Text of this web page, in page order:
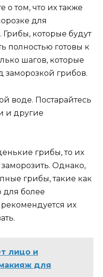
о том, что их также
для
которые будут
полностью готовы к
шагов, которые
заморозкой грибов.
воде. Постарайтесь
и другие
грибы, то их
Однако,
грибы, такие как
для более
их
лицо и
для